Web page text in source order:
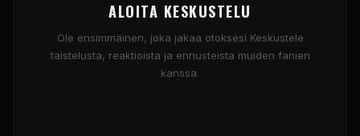
ALOITA KESKUSTELU
Ole ensimmäinen, joka jakaa otoksesi Keskustele
taistelusta, reaktioista ja ennusteista muiden fanien
kanssa.